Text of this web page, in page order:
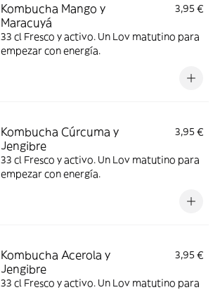
Kombucha Mango y
Maracuyá
3,95 €
33 cl Fresco y activo. Un Lov matutino para
empezar con energía.
Kombucha Cúrcuma y
Jengibre
3,95 €
33 cl Fresco y activo. Un Lov matutino para
empezar con energía.
Kombucha Acerola y
Jengibre
3,95 €
33 cl Fresco y activo. Un Lov matutino para